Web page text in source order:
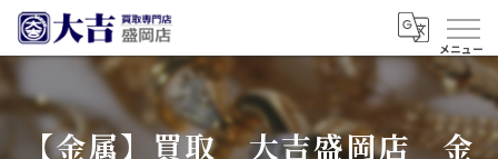
【金属】買取 大吉盛岡店 金